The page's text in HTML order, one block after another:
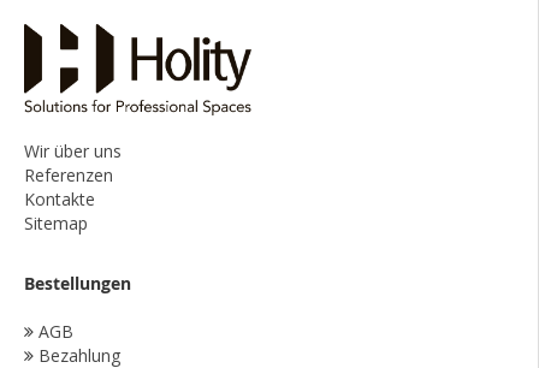
Wir über uns
Referenzen
Kontakte
Sitemap
Bestellungen
AGB
Bezahlung